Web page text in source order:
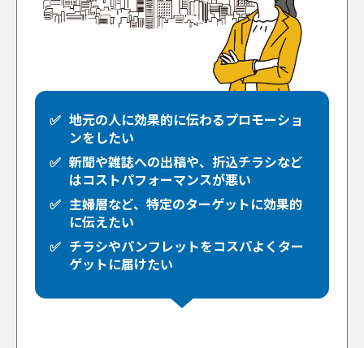
地元の人に効果的に伝わるプロモーショ
ンをしたい
新聞や雑誌への出稿や、折込チラシなど
はコストパフォーマンスが悪い
主婦層など、特定のターゲットに効果的
に伝えたい
チラシやパンフレットをコスパよくター
ゲットに届けたい